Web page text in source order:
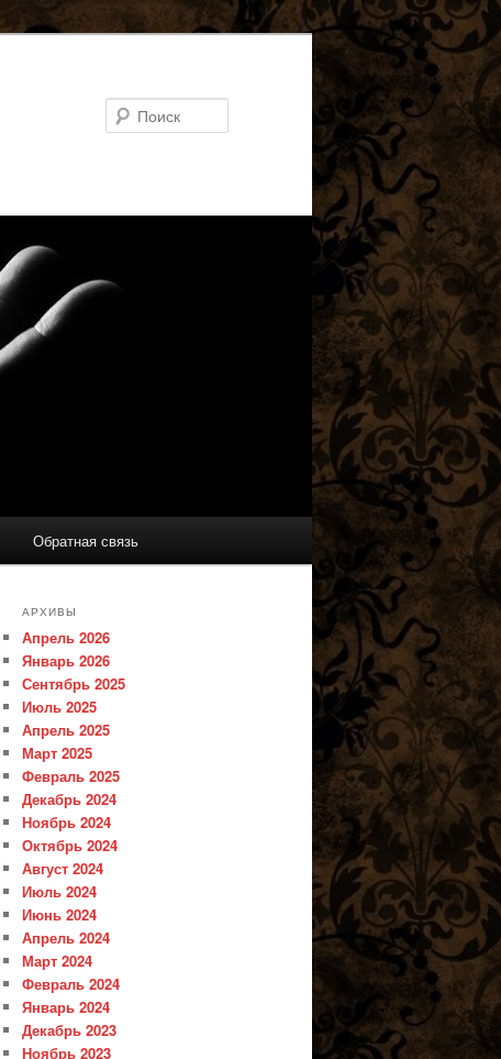
Обратная связь
АРХИВЫ
Апрель 2026
Январь 2026
Сентябрь 2025
Июль 2025
Апрель 2025
Март 2025
Февраль 2025
Декабрь 2024
Ноябрь 2024
Октябрь 2024
Август 2024
Июль 2024
Июнь 2024
Апрель 2024
Март 2024
Февраль 2024
Январь 2024
Декабрь 2023
Ноябрь 2023